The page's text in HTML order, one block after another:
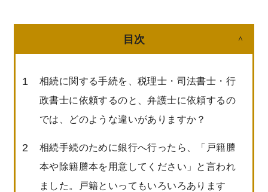
寄与分とは？
特別受益とは？
相続放棄とは？
相続欠格・相続廃除
相続人調査
寄与分・特別受益について
相続放棄・限定承認について
弁護士費用
新横浜事務所
茅ヶ崎事務所
メールでのお問い合わせ
電話する（0120-918-862）
目次
相続に関する手続を、税理士・司法書士・行
政書士に依頼するのと、弁護士に依頼するの
では、どのような違いがありますか？
相続手続のために銀行へ行ったら、「戸籍謄
本や除籍謄本を用意してください」と言われ
ました。戸籍といってもいろいろあります